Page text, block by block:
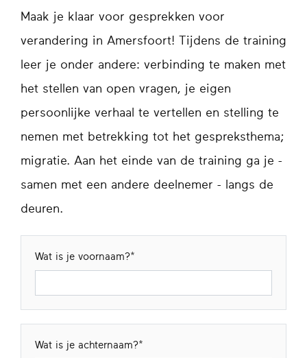
Maak je klaar voor gesprekken voor
verandering in Amersfoort! Tijdens de training
leer je onder andere: verbinding te maken met
het stellen van open vragen, je eigen
persoonlijke verhaal te vertellen en stelling te
nemen met betrekking tot het gespreksthema;
migratie. Aan het einde van de training ga je -
samen met een andere deelnemer - langs de
deuren.
Wat is je voornaam?
Wat is je achternaam?